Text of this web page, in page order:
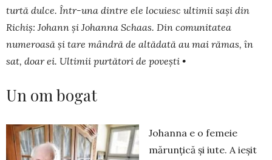
turtă dulce. Într-una dintre ele lo­cuiesc ultimii sași din
Richiș: Johann și Johanna Schaas. Din co­munitatea
numeroasă și tare mândră de altădată au mai rămas, în
sat, doar ei. Ultimii purtători de povești •
Un om bogat
Johanna e o femeie
mărunțică și iute. A ieșit